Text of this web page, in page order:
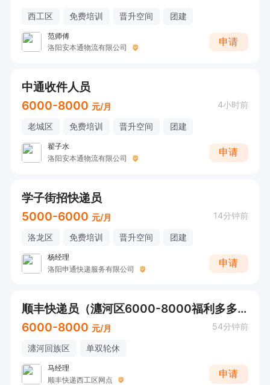
西工区
免费培训 晋升空间 团建
范师傅
洛阳安本通物流有限公司
申请
中通收件人员
6000-8000 元/月 4小时前
老城区 免费培训 晋升空间 团建
翟子水
洛阳安本通物流有限公司
申请
学子街招快递员
5000-6000 元/月 14分钟前
洛龙区 免费培训 晋升空间 团建
杨经理
洛阳申通快递服务有限公司
申请
顺丰快递员（瀍河区6000-8000福利多多）
6000-8000 元/月 54分钟前
瀍河回族区 单双轮休
马经理
顺丰快递西工区网点
申请